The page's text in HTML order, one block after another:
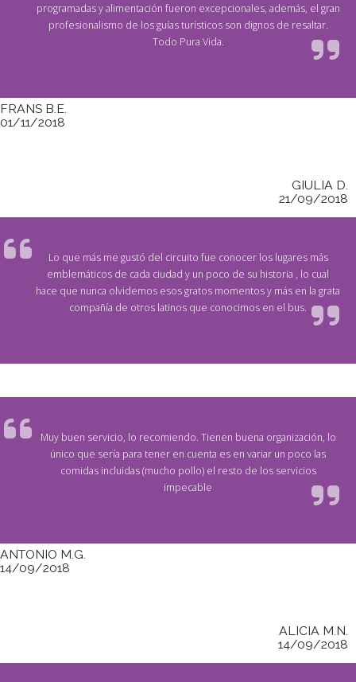
programadas y alimentación fueron excepcionales, además, el gran
profesionalismo de los guías turísticos son dignos de resaltar.
Todo Pura Vida.
FRANS B.E.
01/11/2018
GIULIA D.
21/09/2018
Lo que más me gustó del circuito fue conocer los lugares más
emblemáticos de cada ciudad y un poco de su historia , lo cual
hace que nunca olvidemos esos gratos momentos y más en la grata
compañía de otros latinos que conocimos en el bus.
Muy buen servicio, lo recomiendo. Tienen buena organización, lo
único que sería para tener en cuenta es en variar un poco las
comidas incluidas (mucho pollo) el resto de los servicios
impecable
ANTONIO M.G.
14/09/2018
ALICIA M.N.
14/09/2018